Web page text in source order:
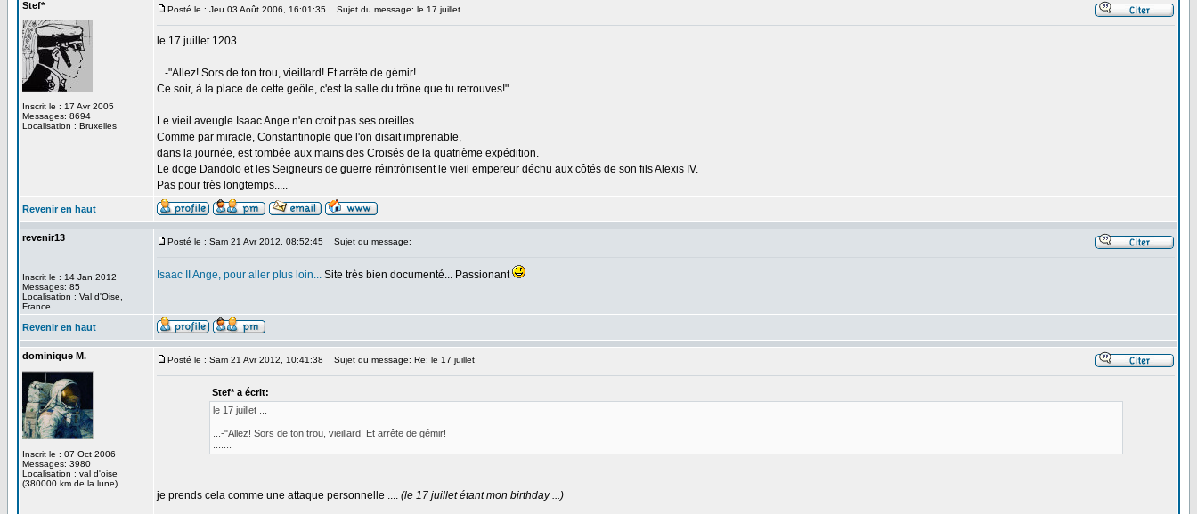
Stef*
Inscrit le : 17 Avr 2005
Messages: 8694
Localisation : Bruxelles
Posté le : Jeu 03 Août 2006, 16:01:35 Sujet du message: le 17 juillet
le 17 juillet 1203...
...-"Allez! Sors de ton trou, vieillard! Et arrête de gémir!
Ce soir, à la place de cette geôle, c'est la salle du trône que tu retrouves!"
Le vieil aveugle Isaac Ange n'en croit pas ses oreilles.
Comme par miracle, Constantinople que l'on disait imprenable,
dans la journée, est tombée aux mains des Croisés de la quatrième expédition.
Le doge Dandolo et les Seigneurs de guerre réintrônisent le vieil empereur déchu aux côtés de son fils Alexis IV.
Pas pour très longtemps.....
Revenir en haut
revenir13
Inscrit le : 14 Jan 2012
Messages: 85
Localisation : Val d'Oise,
France
Posté le : Sam 21 Avr 2012, 08:52:45 Sujet du message:
Isaac II Ange, pour aller plus loin... Site très bien documenté... Passionant
Revenir en haut
dominique M.
Inscrit le : 07 Oct 2006
Messages: 3980
Localisation : val d'oise
(380000 km de la lune)
Posté le : Sam 21 Avr 2012, 10:41:38 Sujet du message: Re: le 17 juillet
Stef* a écrit:
le 17 juillet ...
...-"Allez! Sors de ton trou, vieillard! Et arrête de gémir!
je prends cela comme une attaque personnelle .... (le 17 juillet étant mon birthday ...)